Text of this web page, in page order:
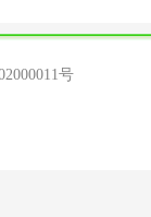
号